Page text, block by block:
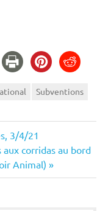
Subventions
3/4/21
corridas au bord
Animal)